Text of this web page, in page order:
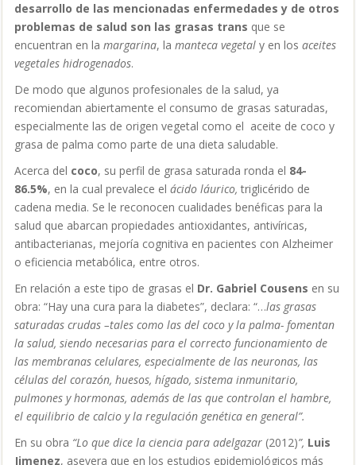
desarrollo de las mencionadas enfermedades y de otros
problemas de salud son las grasas trans que se
encuentran en la margarina, la manteca vegetal y en los aceites
vegetales hidrogenados.
De modo que algunos profesionales de la salud, ya
recomiendan abiertamente el consumo de grasas saturadas,
especialmente las de origen vegetal como el aceite de coco y
grasa de palma como parte de una dieta saludable.
Acerca del coco, su perfil de grasa saturada ronda el 84-
86.5%, en la cual prevalece el ácido láurico, triglicérido de
cadena media. Se le reconocen cualidades benéficas para la
salud que abarcan propiedades antioxidantes, antivíricas,
antibacterianas, mejoría cognitiva en pacientes con Alzheimer
o eficiencia metabólica, entre otros.
En relación a este tipo de grasas el Dr. Gabriel Cousens en su
obra: “Hay una cura para la diabetes”, declara: “…las grasas
saturadas crudas –tales como las del coco y la palma- fomentan
la salud, siendo necesarias para el correcto funcionamiento de
las membranas celulares, especialmente de las neuronas, las
células del corazón, huesos, hígado, sistema inmunitario,
pulmones y hormonas, además de las que controlan el hambre,
el equilibrio de calcio y la regulación genética en general”.
En su obra “Lo que dice la ciencia para adelgazar (2012)”, Luis
Jimenez, asevera que en los estudios epidemiológicos más